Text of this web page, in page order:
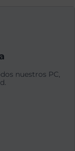
nuestros PC,